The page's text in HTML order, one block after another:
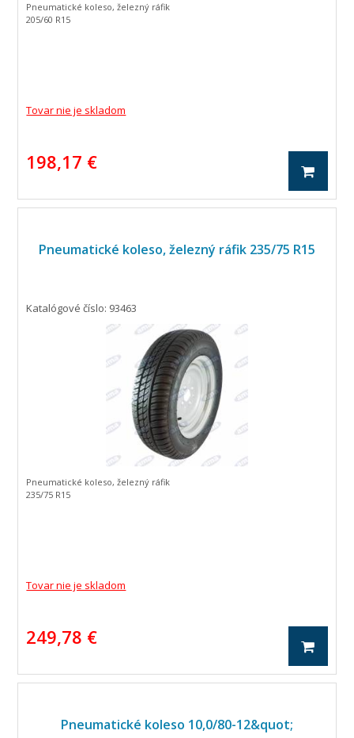
Tovar nie je skladom
198,17 €
Pneumatické koleso, železný ráfik
205/60 R15
Pneumatické koleso, železný ráfik 235/75 R15
Katalógové číslo: 93463
Tovar nie je skladom
249,78 €
Pneumatické koleso, železný ráfik
235/75 R15
Pneumatické koleso 10,0/80-12&quot;